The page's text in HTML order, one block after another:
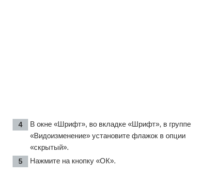
В окне «Шрифт», во вкладке «Шрифт», в группе
«Видоизменение» установите флажок в опции
«скрытый».
Нажмите на кнопку «ОК».